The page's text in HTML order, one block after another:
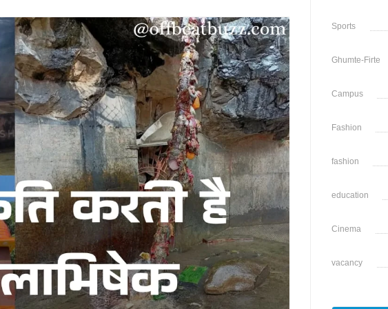
2026 के लिए आवेदन शुरू, जानें पूरी डिटेल
कार्यक्रमों के माध्यम से डॉक्टरेट कार्यक्रमों, स्नातकोत्तर एवं गैर-
कार्यक्रम में छात्रों का हुआ भव्य स्वागत
महिला हॉकी टीम विश्व कप हॉकी में भाग...
पर भर्ती, JSSC ने जारी किया विज्ञापन; 31 जुलाई...
के लिए झारखंड के रवि राज मुर्मू को मिला...
Sports
Ghumte-Firte
Campus
Fashion
fashion
education
Cinema
vacancy